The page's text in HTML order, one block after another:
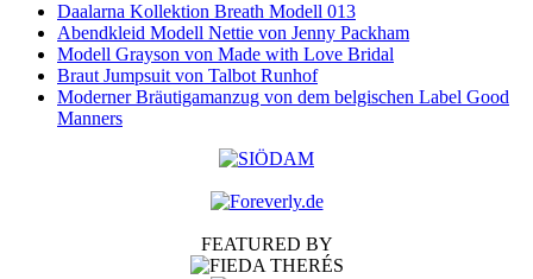
Daalarna Kollektion Breath Modell 013
Abendkleid Modell Nettie von Jenny Packham
Modell Grayson von Made with Love Bridal
Braut Jumpsuit von Talbot Runhof
Moderner Bräutigamanzug von dem belgischen Label Good
Manners
FEATURED BY